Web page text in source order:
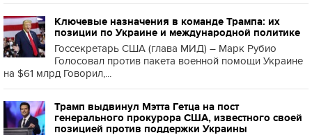
Ключевые назначения в команде Трампа: их
позиции по Украине и международной политике
Госсекретарь США (глава МИД) – Марк Рубио
Голосовал против пакета военной помощи Украине
на $61 млрд Говорил,...
Трамп выдвинул Мэтта Гетца на пост
генерального прокурора США, известного своей
позицией против поддержки Украины